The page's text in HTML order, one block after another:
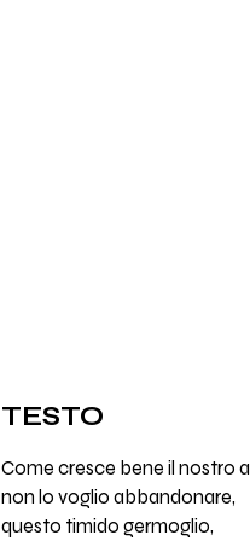
TESTO
Come cresce bene il nostro
non lo voglio abbandonare,
questo timido germoglio,